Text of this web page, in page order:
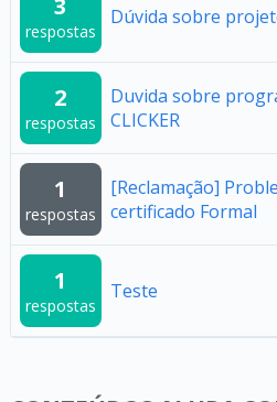
respostas
Dúvida sobre
2
respostas
Duvida sobre
CLICKER
1
respostas
[Reclamação]
certificado Formal
1
respostas
Teste